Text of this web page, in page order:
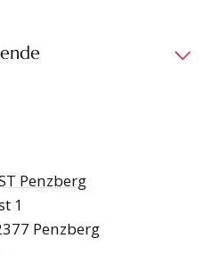
Penzberg
1
Penzberg